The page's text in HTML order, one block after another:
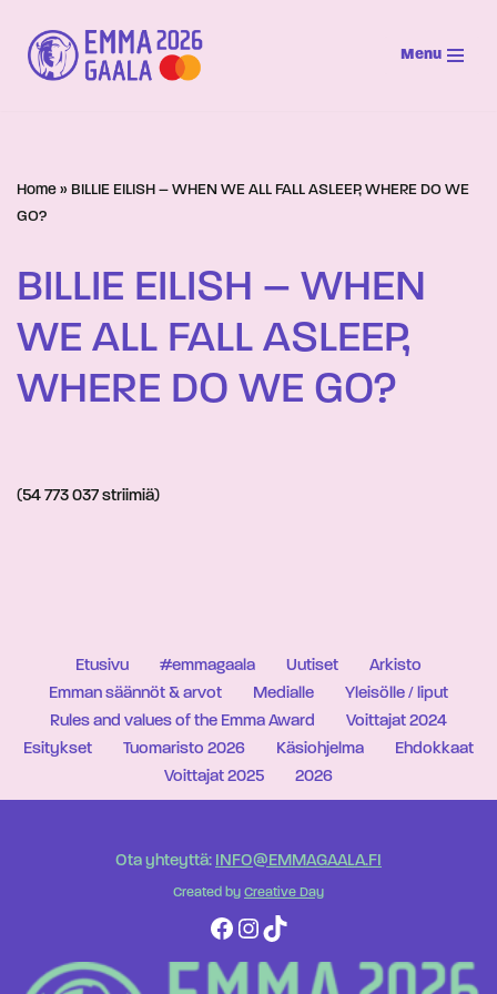
Siirry
suoraan
Menu
Home » BILLIE EILISH – WHEN WE ALL FALL ASLEEP, WHERE DO WE
GO?
BILLIE EILISH – WHEN
WE ALL FALL ASLEEP,
WHERE DO WE GO?
(54 773 037 striimiä)
Etusivu #emmagaala Uutiset
Arkisto
Emman säännöt & arvot
Medialle
Yleisölle / liput
Rules and values of the Emma Award
Voittajat 2024
Esitykset
Tuomaristo 2026 Käsiohjelma
Ehdokkaat
Voittajat 2025
2026
Ota yhteyttä: INFO@EMMAGAALA.FI
Created by Creative Day